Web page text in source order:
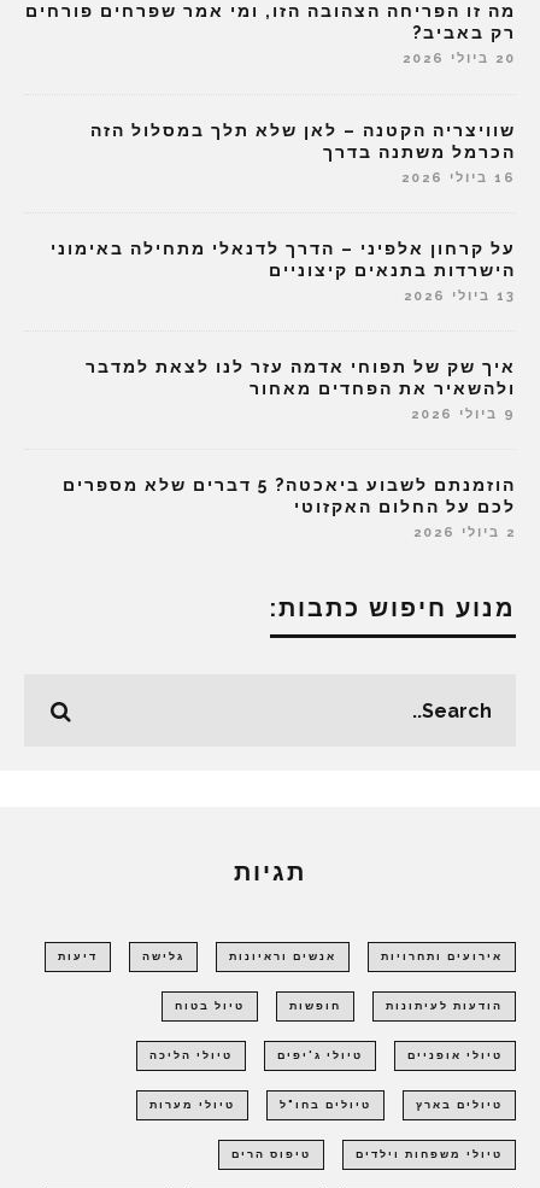
מה זו הפריחה הצהובה הזו, ומי אמר שפרחים פורחים
רק באביב?
20 ביולי 2026
שוויצריה הקטנה – לאן שלא תלך במסלול הזה
הכרמל משתנה בדרך
16 ביולי 2026
על קרחון אלפיני – הדרך לדנאלי מתחילה באימוני
הישרדות בתנאים קיצוניים
13 ביולי 2026
איך שק של תפוחי אדמה עזר לנו לצאת למדבר
ולהשאיר את הפחדים מאחור
9 ביולי 2026
הוזמנתם לשבוע ביאכטה? 5 דברים שלא מספרים
לכם על החלום האקזוטי
2 ביולי 2026
מנוע חיפוש כתבות:
תגיות
אירועים ותחרויות אנשים וראיונות גלישה דיעות
הודעות לעיתונות חופשות טיול בטוח
טיולי אופניים טיולי ג'יפים טיולי הליכה
טיולים בארץ טיולים בחו"ל טיולי מערות
טיולי משפחות וילדים טיפוס הרים